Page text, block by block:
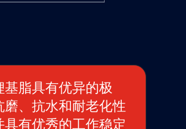
基脂具有优异的极
磨、抗水和耐老化性
具有优秀的工作稳定